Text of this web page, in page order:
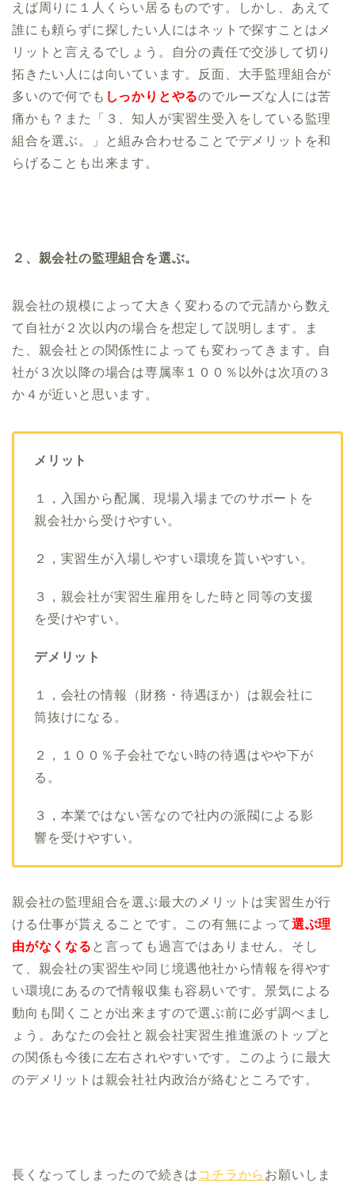
えば周りに１人くらい居るものです。しかし、あえて
誰にも頼らずに探したい人にはネットで探すことはメ
リットと言えるでしょう。自分の責任で交渉して切り
拓きたい人には向いています。反面、大手監理組合が
多いので何でも しっかりとやるのでルーズな人には苦
痛かも？また「３、知人が実習生受入をしている監理
組合を選ぶ。」と組み合わせることでデメリットを和
らげることも出来ます。
２、親会社の監理組合を選ぶ。
親会社の規模によって大きく変わるので元請から数え
て自社が２次以内の場合を想定して説明します。ま
た、親会社との関係性によっても変わってきます。自
社が３次以降の場合は専属率１００％以外は次項の３
か４が近いと思います。
メリット
１，入国から配属、現場入場までのサポートを
親会社から受けやすい。
２，実習生が入場しやすい環境を貰いやすい。
３，親会社が実習生雇用をした時と同等の支援
を受けやすい。
デメリット
１，会社の情報（財務・待遇ほか）は親会社に
筒抜けになる。
２，１００％子会社でない時の待遇はやや下が
る。
３，本業ではない筈なので社内の派閥による影
響を受けやすい。
親会社の監理組合を選ぶ最大のメリットは実習生が行
ける仕事が貰えることです。この有無によって選ぶ理
由がなくなる と言っても過言ではありません。そし
て、親会社の実習生や同じ境遇他社から情報を得やす
い環境にあるので情報収集も容易いです。景気による
動向も聞くことが出来ますので選ぶ前に必ず調べまし
ょう。あなたの会社と親会社実習生推進派のトップと
の関係も今後に左右されやすいです。このように最大
のデメリットは親会社社内政治が絡むところです。
長くなってしまったので続きは コチラから お願いしま